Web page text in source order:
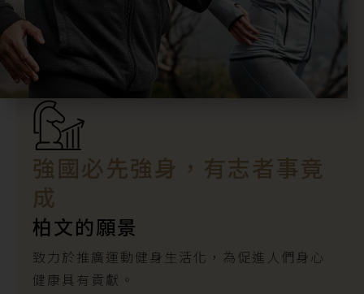
強國必先強身，有志者事竟
成
柏文的願景
致力於推廣運動健身生活化，為促進人們身心
健康具有貢獻。